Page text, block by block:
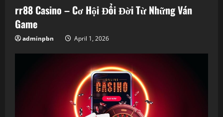
rr88 Casino – Cơ Hội Đổi Đời Từ Những Ván
Game
adminpbn April 1, 2026